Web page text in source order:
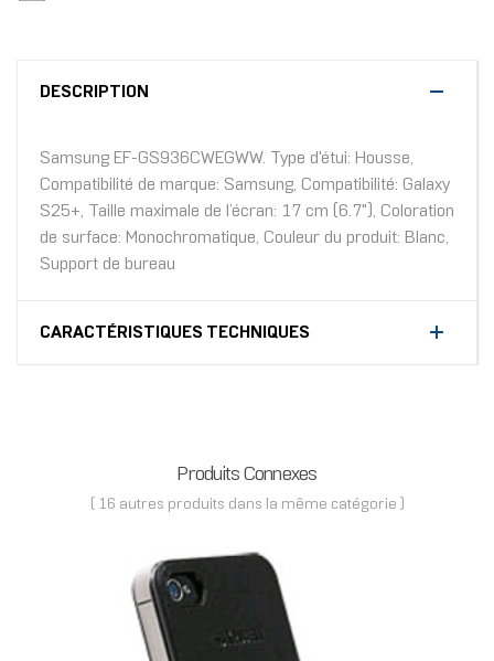
DESCRIPTION
Samsung EF-GS936CWEGWW. Type d'étui: Housse,
Compatibilité de marque: Samsung, Compatibilité: Galaxy
S25+, Taille maximale de l’écran: 17 cm (6.7"), Coloration
de surface: Monochromatique, Couleur du produit: Blanc,
Support de bureau
CARACTÉRISTIQUES TECHNIQUES
Produits Connexes
( 16 autres produits dans la même catégorie )